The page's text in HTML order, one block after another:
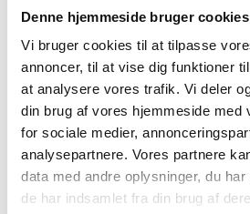
Denne hjemmeside bruger cookies
Vi bruger cookies til at tilpasse
annoncer, til at vise dig funktioner
at analysere vores trafik. Vi deler
din brug af vores hjemmeside med
for sociale medier,
analysepartnere. Vores partnere
data med andre oplysninger, du
de har indsamlet fra din brug af
Faste lave priser*
*Gælder ikke
Stort udvalg af
produkter
Vi tilbyder et stort
cremer, vitaminer og
produkter – altid til